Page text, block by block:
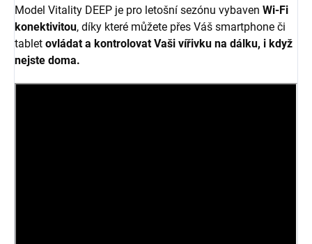
Model Vitality DEEP je pro letošní sezónu vybaven Wi-Fi
konektivitou, díky které můžete přes Váš smartphone či
tablet ovládat a kontrolovat Vaši vířivku na dálku, i když
nejste doma.